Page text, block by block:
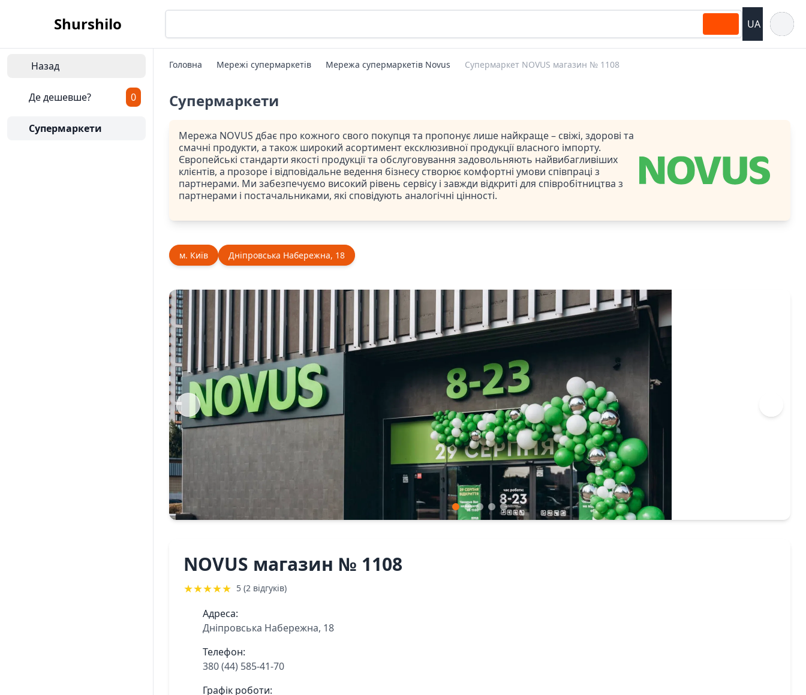
Shurshilo UA
Назад
Де дешевше? 0
Супермаркети
Головна Мережі супермаркетів Мережа супермаркетів Novus Супермаркет NOVUS магазин № 1108
Супермаркети
Мережа NOVUS дбає про кожного свого покупця та пропонує лише найкраще – свіжі, здорові та
смачні продукти, а також широкий асортимент ексклюзивної продукції власного імпорту.
Європейські стандарти якості продукції та обслуговування задовольняють найвибагливіших
клієнтів, а прозоре і відповідальне ведення бізнесу створює комфортні умови співпраці з
партнерами. Ми забезпечуємо високий рівень сервісу і завжди відкриті для співробітництва з
партнерами і постачальниками, які сповідують аналогічні цінності.
м. Київ Дніпровська Набережна, 18
NOVUS магазин № 1108
★★★★★ 5 (2 відгуків)
Адреса:
Дніпровська Набережна, 18
Телефон:
380 (44) 585-41-70
Графік роботи: